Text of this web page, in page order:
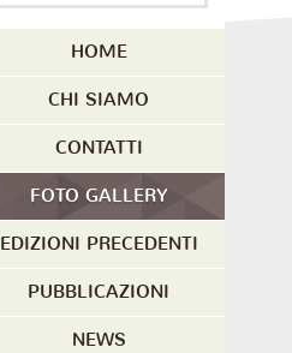
HOME
CHI SIAMO
CONTATTI
FOTO GALLERY
EDIZIONI PRECEDENTI
PUBBLICAZIONI
NEWS